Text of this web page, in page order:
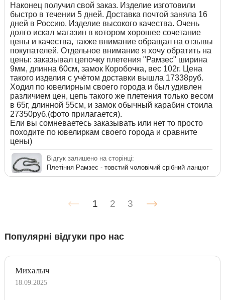
Наконец получил свой заказ. Изделие изготовили
быстро в течении 5 дней. Доставка почтой заняла 16
дней в Россию. Изделие высокого качества. Очень
долго искал магазин в котором хорошее сочетание
цены и качества, также внимание обращал на отзывы
покупателей. Отдельное внимание я хочу обратить на
цены: заказывал цепочку плетения "Рамзес" ширина
9мм, длинна 60см, замок Коробочка, вес 102г. Цена
такого изделия с учётом доставки вышла 17338руб.
Ходил по ювелирным своего города и был удивлен
различием цен, цепь такого же плетения только весом
в 65г, длинной 55см, и замок обычный карабин стоила
27350руб.(фото прилагается).
Ели вы сомневаетесь заказывать или нет то просто
походите по ювелиркам своего города и сравните
цены)
Відгук залишено на сторінці:
Плетіння Рамзес - товстий чоловічий срібний ланцюг
1 2 3
Популярні відгуки про нас
Михалыч
18.09.2025